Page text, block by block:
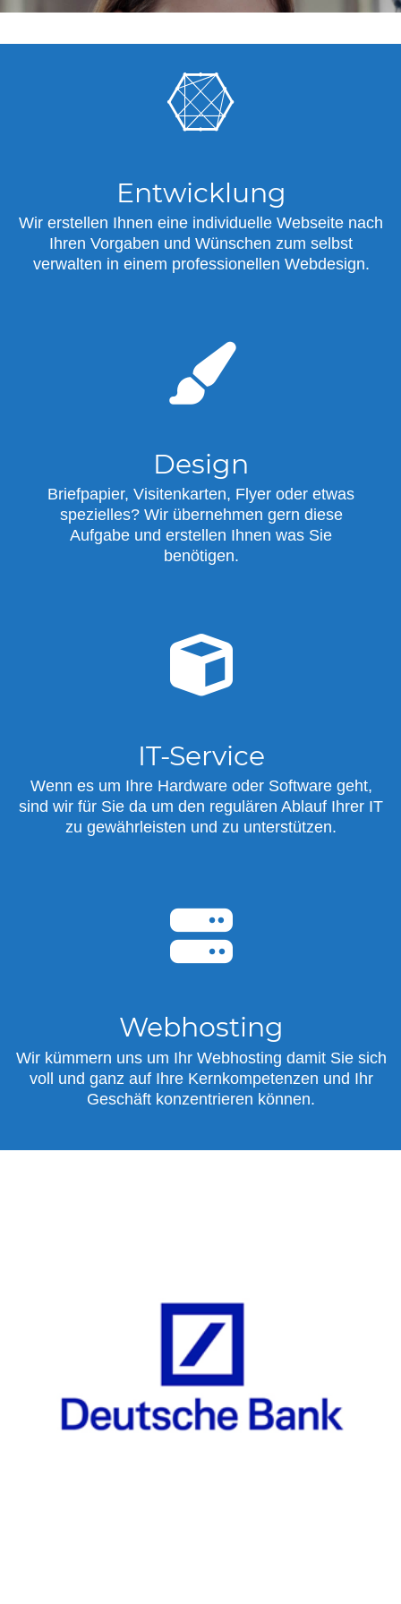
Entwicklung
Wir erstellen Ihnen eine individuelle Webseite nach
Ihren Vorgaben und Wünschen zum selbst
verwalten in einem professionellen Webdesign.
Design
Briefpapier, Visitenkarten, Flyer oder etwas
spezielles? Wir übernehmen gern diese
Aufgabe und erstellen Ihnen was Sie
benötigen.
IT-Service
Wenn es um Ihre Hardware oder Software geht,
sind wir für Sie da um den regulären Ablauf Ihrer IT
zu gewährleisten und zu unterstützen.
Webhosting
Wir kümmern uns um Ihr Webhosting damit Sie sich
voll und ganz auf Ihre Kernkompetenzen und Ihr
Geschäft konzentrieren können.